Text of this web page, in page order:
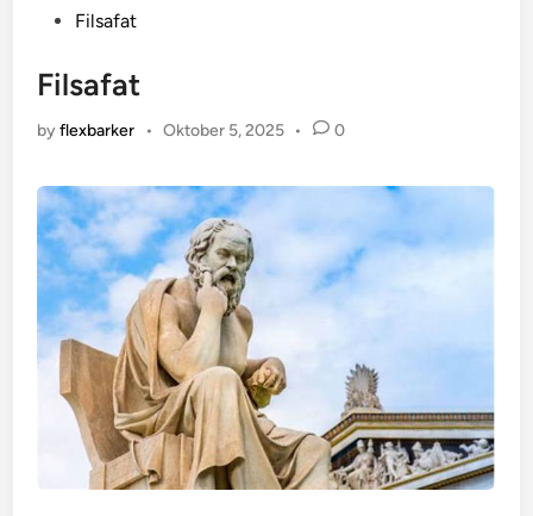
PostedFilsafat
Filsafat
byflexbarker • Oktober 5, 2025 • 0